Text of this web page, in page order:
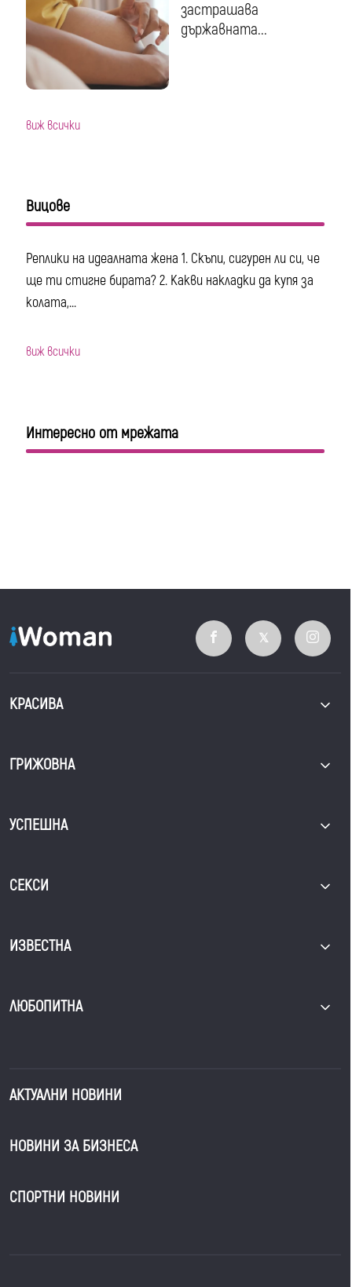
застрашава
държавната...
виж всички
Вицове
Реплики на идеалната жена 1. Скъпи, сигурен ли си, че
ще ти стигне бирата? 2. Какви накладки да купя за
колата,...
виж всички
Интересно от мрежата
КРАСИВА
ГРИЖОВНА
УСПЕШНА
СЕКСИ
ИЗВЕСТНА
ЛЮБОПИТНА
АКТУАЛНИ НОВИНИ
НОВИНИ ЗА БИЗНЕСА
СПОРТНИ НОВИНИ